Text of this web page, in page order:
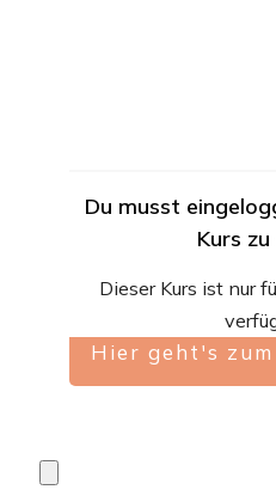
Du musst
Kurs zu
Dieser Kurs ist nur
Hier geht's zum